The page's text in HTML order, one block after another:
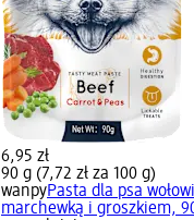
6,95 zł
90 g (7,72 zł za 100 g)
wanpyPasta dla psa
marchewką i groszkiem,